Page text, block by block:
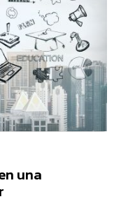
una